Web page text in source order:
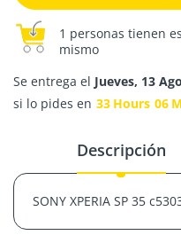
1 personas tienen
mismo
Se entrega el Jueves, 13
si lo pides en 33 Hours 06
Descripción
SONY XPERIA SP 35